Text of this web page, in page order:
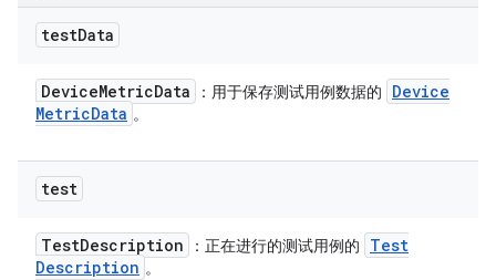
testData
DeviceMetricData ：用于保存测试用例数据的
Device
MetricData 。
test
TestDescription ：正在进行的测试用例的
Test
Description 。